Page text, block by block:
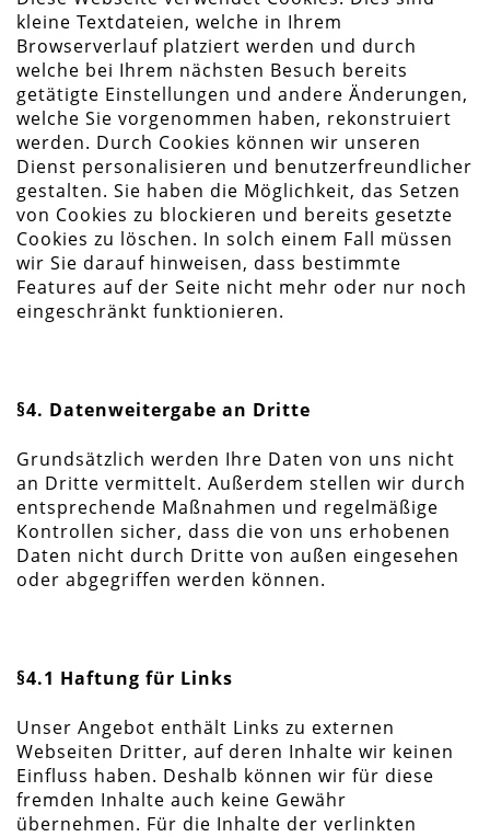
kleine Textdateien, welche in Ihrem
Browserverlauf platziert werden und durch
welche bei Ihrem nächsten Besuch bereits
getätigte Einstellungen und andere Änderungen,
welche Sie vorgenommen haben, rekonstruiert
werden. Durch Cookies können wir unseren
Dienst personalisieren und benutzerfreundlicher
gestalten. Sie haben die Möglichkeit, das Setzen
von Cookies zu blockieren und bereits gesetzte
Cookies zu löschen. In solch einem Fall müssen
wir Sie darauf hinweisen, dass bestimmte
Features auf der Seite nicht mehr oder nur noch
eingeschränkt funktionieren.
§4. Datenweitergabe an Dritte
Grundsätzlich werden Ihre Daten von uns nicht
an Dritte vermittelt. Außerdem stellen wir durch
entsprechende Maßnahmen und regelmäßige
Kontrollen sicher, dass die von uns erhobenen
Daten nicht durch Dritte von außen eingesehen
oder abgegriffen werden können.
§4.1 Haftung für Links
Unser Angebot enthält Links zu externen
Webseiten Dritter, auf deren Inhalte wir keinen
Einfluss haben. Deshalb können wir für diese
fremden Inhalte auch keine Gewähr
übernehmen. Für die Inhalte der verlinkten